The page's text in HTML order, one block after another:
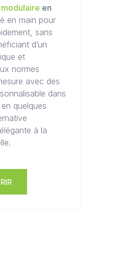
en
en main pour
sans
d’un
et
normes
avec des
dans
quelques
à la